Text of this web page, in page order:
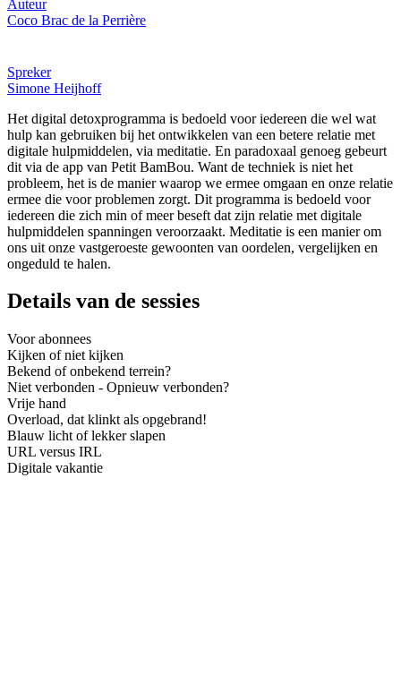
Auteur
Coco Brac de la Perrière
Spreker
Simone Heijhoff
Het digital detoxprogramma is bedoeld voor iedereen die wel wat
hulp kan gebruiken bij het ontwikkelen van een betere relatie met
digitale hulpmiddelen, via meditatie. En paradoxaal genoeg gebeurt
dit via de app van Petit BamBou. Want de techniek is niet het
probleem, het is de manier waarop we ermee omgaan en onze relatie
ermee die voor problemen zorgt. Dit programma is bedoeld voor
iedereen die zich min of meer beseft dat zijn relatie met digitale
hulpmiddelen spanningen veroorzaakt. Meditatie is een manier om
ons uit onze vastgeroeste gewoonten van oordelen, vergelijken en
ongeduld te halen.
Details van de sessies
Voor abonnees
Kijken of niet kijken
Bekend of onbekend terrein?
Niet verbonden - Opnieuw verbonden?
Vrije hand
Overload, dat klinkt als opgebrand!
Blauw licht of lekker slapen
URL versus IRL
Digitale vakantie